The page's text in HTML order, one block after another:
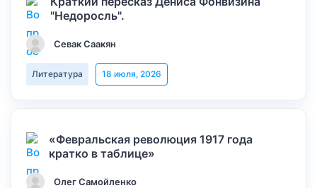
"Недоросль".
Севак Саакян
Литература 18 июля, 2026
«Февральская революция 1917 года
кратко в таблице»
Олег Самойленко